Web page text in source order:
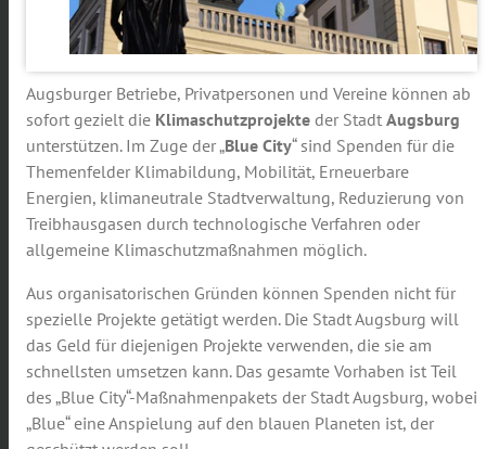
Augsburger Betriebe, Privatpersonen und Vereine können ab
sofort gezielt die Klimaschutzprojekte der Stadt Augsburg
unterstützen. Im Zuge der „Blue City“ sind Spenden für die
Themenfelder Klimabildung, Mobilität, Erneuerbare
Energien, klimaneutrale Stadtverwaltung, Reduzierung von
Treibhausgasen durch technologische Verfahren oder
allgemeine Klimaschutzmaßnahmen möglich.
Aus organisatorischen Gründen können Spenden nicht für
spezielle Projekte getätigt werden. Die Stadt Augsburg will
das Geld für diejenigen Projekte verwenden, die sie am
schnellsten umsetzen kann. Das gesamte Vorhaben ist Teil
des „Blue City“-Maßnahmenpakets der Stadt Augsburg, wobei
„Blue“ eine Anspielung auf den blauen Planeten ist, der